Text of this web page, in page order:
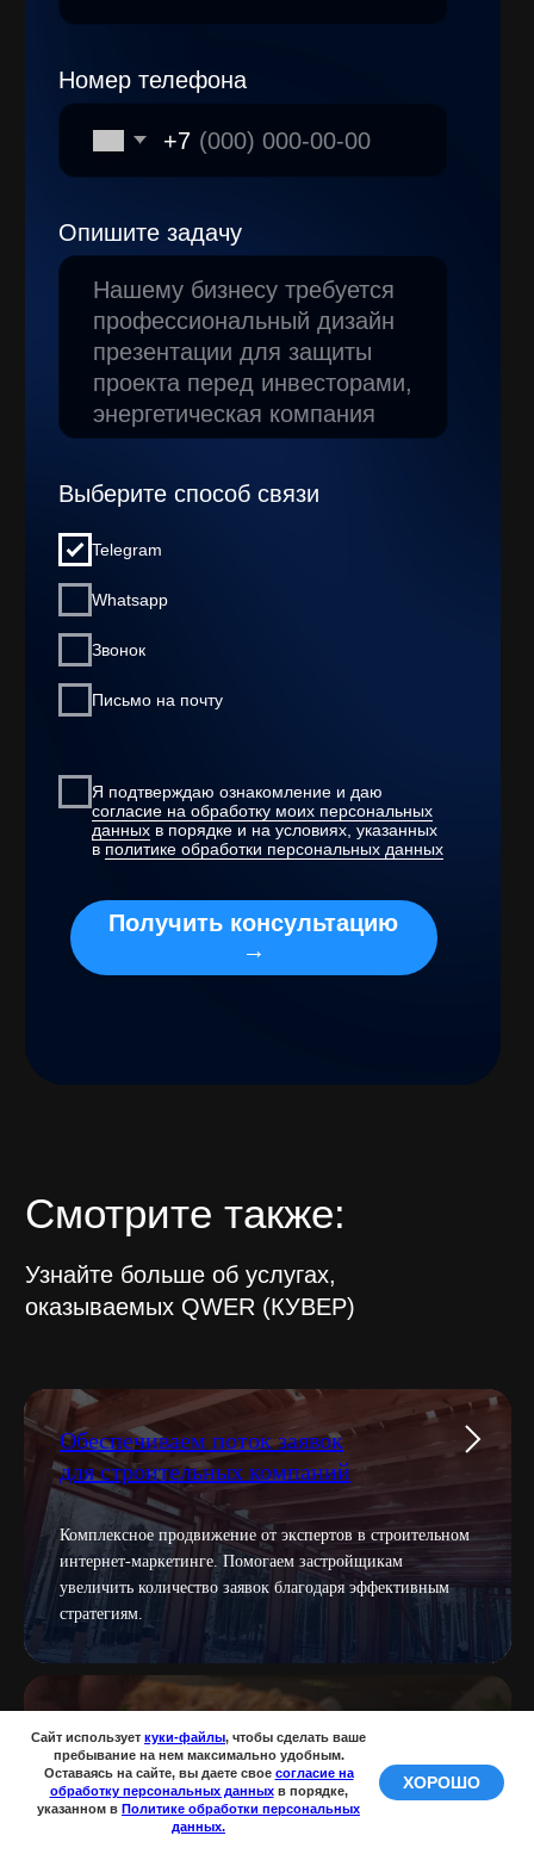
Сайт использует куки-файлы, чтобы сделать ваше
пребывание на нем максимально удобным.
Оставаясь на сайте, вы даете свое согласие на
обработку персональных данныхв порядке,
указанном в Политике обработки персональных
данных.
ХОРОШО
Обеспечиваем поток заявок
для строительных компаний
Комплексное продвижение от экспертов в строительном
интернет-маркетинге. Помогаем застройщикам
увеличить количество заявок благодаря эффективным
стратегиям.
Привлекаем гостей для отелей и
ресторанов
Разрабатываем маркетинговые решения, которые
Написать менеджеру